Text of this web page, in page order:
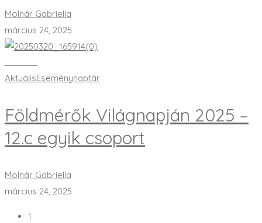
Molnár Gabriella
március 24, 2025
AktuálisEseménynaptár
Földmérők Világnapján 2025 –
12.c egyik csoport
Molnár Gabriella
március 24, 2025
1